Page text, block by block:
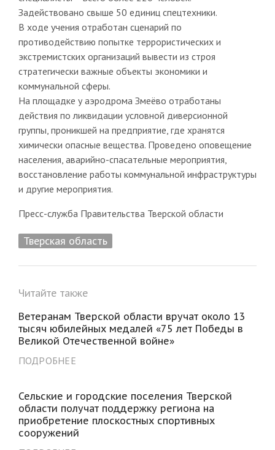
Задействовано свыше 50 единиц спецтехники.
В ходе учения отработан сценарий по
противодействию попытке террористических и
экстремистских организаций вывести из строя
стратегически важные объекты экономики и
коммунальной сферы.
На площадке у аэродрома Змеёво отработаны
действия по ликвидации условной диверсионной
группы, проникшей на предприятие, где хранятся
химически опасные вещества. Проведено оповещение
населения, аварийно-спасательные мероприятия,
восстановление работы коммунальной инфраструктуры
и другие мероприятия.
Пресс-служба Правительства Тверской области
Тверская область
Читайте также
Ветеранам Тверской области вручат около 13
тысяч юбилейных медалей «75 лет Победы в
Великой Отечественной войне»
ПОДРОБНЕЕ
Сельские и городские поселения Тверской
области получат поддержку региона на
приобретение плоскостных спортивных
сооружений